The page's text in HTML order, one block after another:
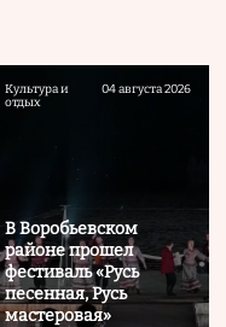
Культура и
отдых
04 августа 2026
В Воробьевском
районе прошел
фестиваль «Русь
песенная, Русь
мастеровая»